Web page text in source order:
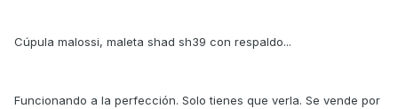
Cúpula malossi, maleta shad sh39 con respaldo...
Funcionando a la perfección. Solo tienes que verla. Se vende por